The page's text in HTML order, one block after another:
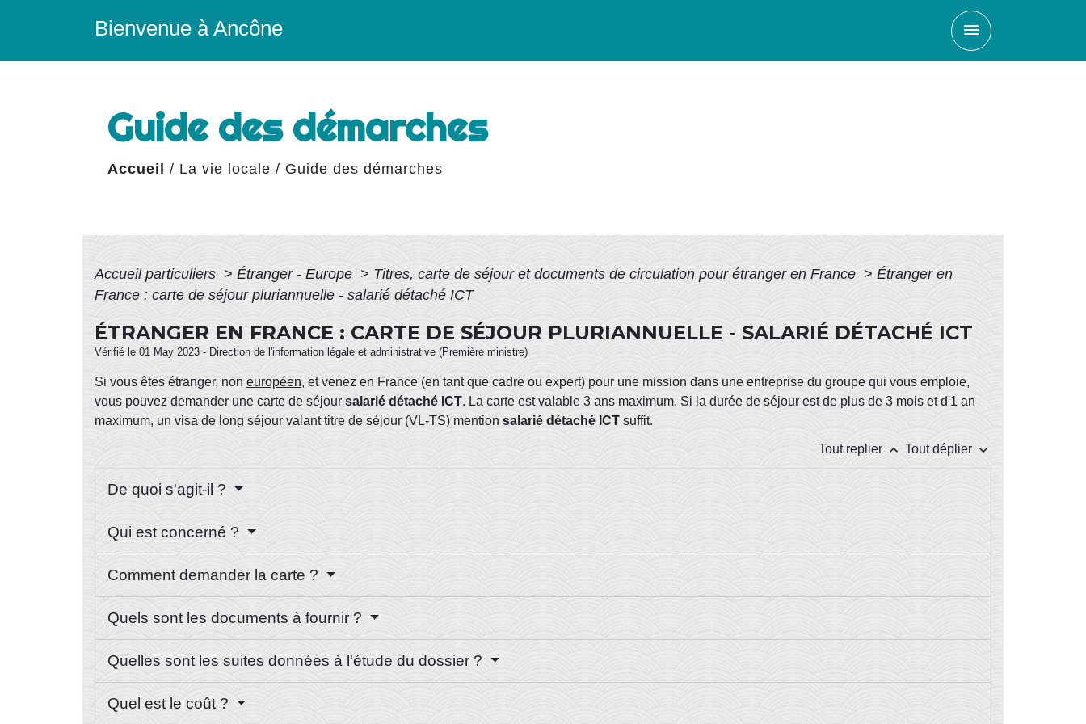
Bienvenue à Ancône menu
Guide des démarches
Accueil / La vie locale / Guide des démarches
Accueil particuliers > Étranger - Europe > Titres, carte de séjour et documents de circulation pour étranger en France > Étranger en
France : carte de séjour pluriannuelle - salarié détaché ICT
ÉTRANGER EN FRANCE : CARTE DE SÉJOUR PLURIANNUELLE - SALARIÉ DÉTACHÉ ICT
Vérifié le 01 May 2023 - Direction de l'information légale et administrative (Première ministre)
Si vous êtes étranger, non européen, et venez en France (en tant que cadre ou expert) pour une mission dans une entreprise du groupe qui vous emploie,
vous pouvez demander une carte de séjour salarié détaché ICT. La carte est valable 3 ans maximum. Si la durée de séjour est de plus de 3 mois et d'1 an
maximum, un visa de long séjour valant titre de séjour (VL-TS) mention salarié détaché ICT suffit.
Tout replier keyboard_arrow_up Tout déplier keyboard_arrow_down
De quoi s'agit-il ?
Qui est concerné ?
Comment demander la carte ?
Quels sont les documents à fournir ?
Quelles sont les suites données à l'étude du dossier ?
Quel est le coût ?